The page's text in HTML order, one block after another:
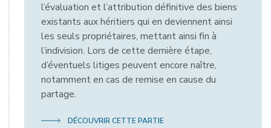
l’évaluation et l’attribution définitive des biens
existants aux héritiers qui en deviennent ainsi
les seuls propriétaires, mettant ainsi fin à
l’indivision. Lors de cette dernière étape,
d’éventuels litiges peuvent encore naître,
notamment en cas de remise en cause du
partage.
DÉCOUVRIR CETTE PARTIE